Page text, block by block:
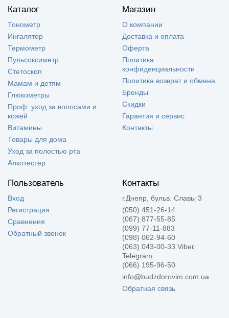
Каталог
Тонометр
Ингалятор
Термометр
Пульсоксиметр
Стетоскоп
Мамам и детям
Глюкометры
Проф. уход за волосами и
кожей
Витамины
Товары для дома
Уход за полостью рта
Алкотестер
Магазин
О компании
Доставка и оплата
Оферта
Политика
конфиденциальности
Политика возврат и обмена
Бренды
Скидки
Гарантия и сервис
Контакты
Пользователь
Вход
Регистрация
Сравнения
Обратный звонок
Контакты
г.Днепр, бульв. Славы 3
(050) 451-26-14
(067) 877-55-85
(099) 77-11-883
(098) 062-94-60
(063) 043-00-33 Viber,
Telegram
(066) 195-96-50
info@budzdorovim.com.ua
Обратная связь